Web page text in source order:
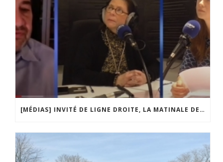
[MÉDIAS] INVITÉ DE LIGNE DROITE, LA MATINALE DE RADIO COURTOISIE